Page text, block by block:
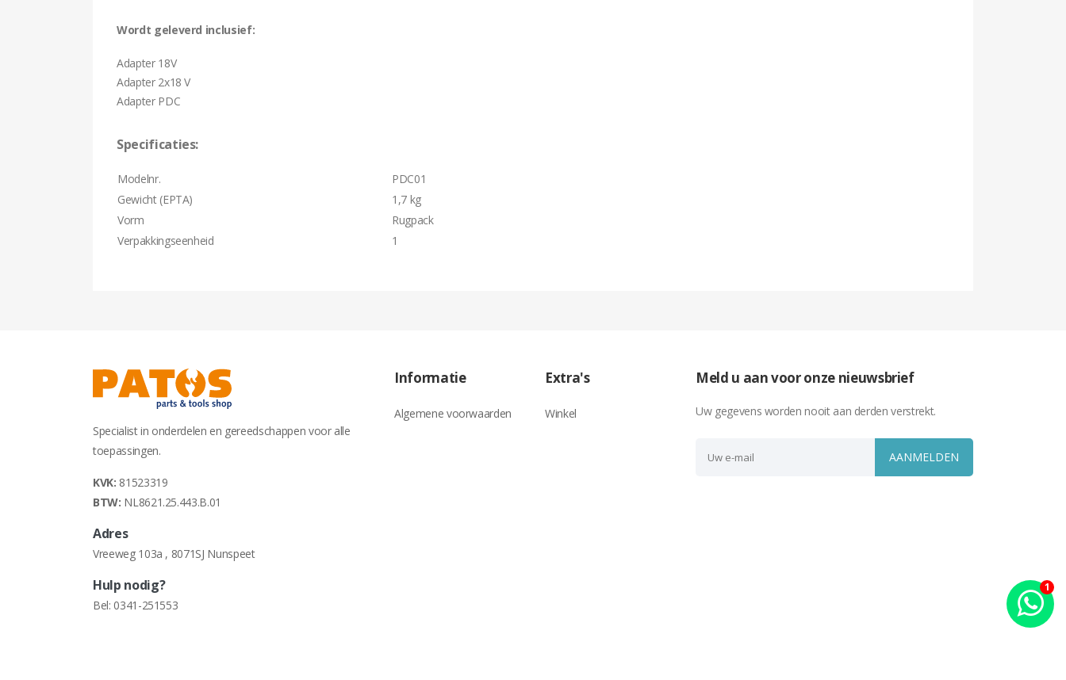
Wordt geleverd inclusief:
Adapter 18V
Adapter 2x18 V
Adapter PDC
Specificaties:
Modelnr.
PDC01
Gewicht (EPTA)
1,7 kg
Vorm
Rugpack
Verpakkingseenheid
1
Specialist in onderdelen en gereedschappen voor alle
toepassingen.
KVK: 81523319
BTW: NL8621.25.443.B.01
Adres
Vreeweg 103a , 8071SJ Nunspeet
Hulp nodig?
Bel: 0341-251553
Informatie
Algemene voorwaarden
Extra's
Winkel
Meld u aan voor onze nieuwsbrief
Uw gegevens worden nooit aan derden verstrekt.
AANMELDEN